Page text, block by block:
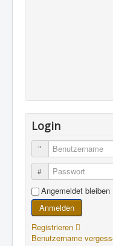
Login
Benutzername
Passwort
Angemeldet bleiben
Anmelden
Registrieren
Benutzername